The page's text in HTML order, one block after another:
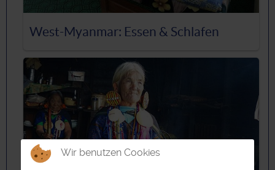
West-Myanmar: Essen & Schlafen
Wir benutzen Cookies